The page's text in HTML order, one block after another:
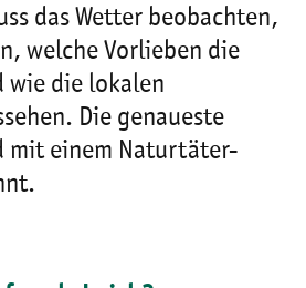
das Wetter beobachten,
welche Vorlieben die
wie die lokalen
Die genaueste
mit einem Naturtäter-